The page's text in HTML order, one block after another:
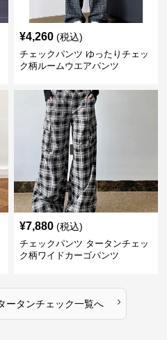
¥4,260 (税込)
チェックパンツ ゆったりチェッ
ク柄ルームウエアパンツ
¥7,880 (税込)
チェックパンツ タータンチェッ
ク柄ワイドカーゴパンツ
ータンチェック一覧へ ›